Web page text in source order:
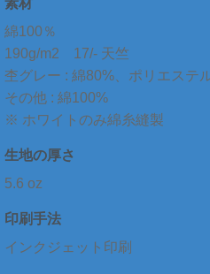
素材
綿100％
190g/m2 17/- 天竺
杢グレー : 綿80%、ポリエステ
その他 : 綿100%
※ ホワイトのみ綿糸縫製
生地の厚さ
5.6 oz
印刷手法
インクジェット印刷